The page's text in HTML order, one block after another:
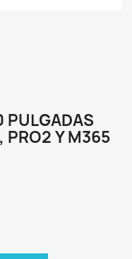
PULGADAS
PRO2 Y M365